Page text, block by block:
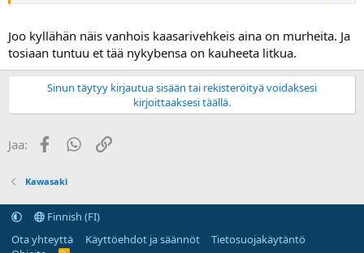
Joo kyllähän näis vanhois kaasarivehkeis aina on murheita. Ja
tosiaan tuntuu et tää nykybensa on kauheeta litkua.
Sinun täytyy kirjautua sisään tai rekisteröityä voidaksesi
kirjoittaaksesi täällä.
Jaa: FacebookWhatsApp
Linkki
Kawasaki
Finnish (FI)
Ota yhteyttä
Käyttöehdot ja säännöt
Tietosuojakäytäntö